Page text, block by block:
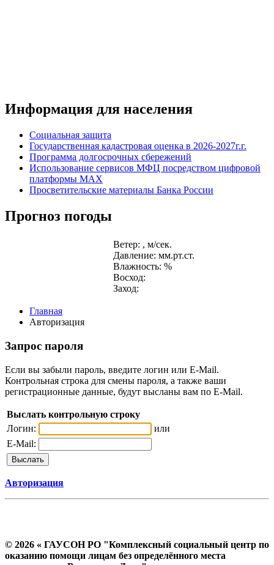
Информация для населения
Социальная защита
Государственная кадастровая оценка в 2026-2027г.г.
Программа долгосрочных сбережений
Использование сервисов МФЦ посредством цифровой
платформы MAX
Просветительские материалы Банка России
Прогноз погоды
Ветер: , м/сек.
Давление: мм.рт.ст.
Влажность: %
Восход:
Заход:
Главная
Авторизация
Запрос пароля
Если вы забыли пароль, введите логин или E-Mail.
Контрольная строка для смены пароля, а также ваши
регистрационные данные, будут высланы вам по E-Mail.
Выслать контрольную строку
Логин:
или
E-Mail:
Авторизация
© 2026 « ГАУСОН РО "Комплексный социальный центр по
оказанию помощи лицам без определённого места